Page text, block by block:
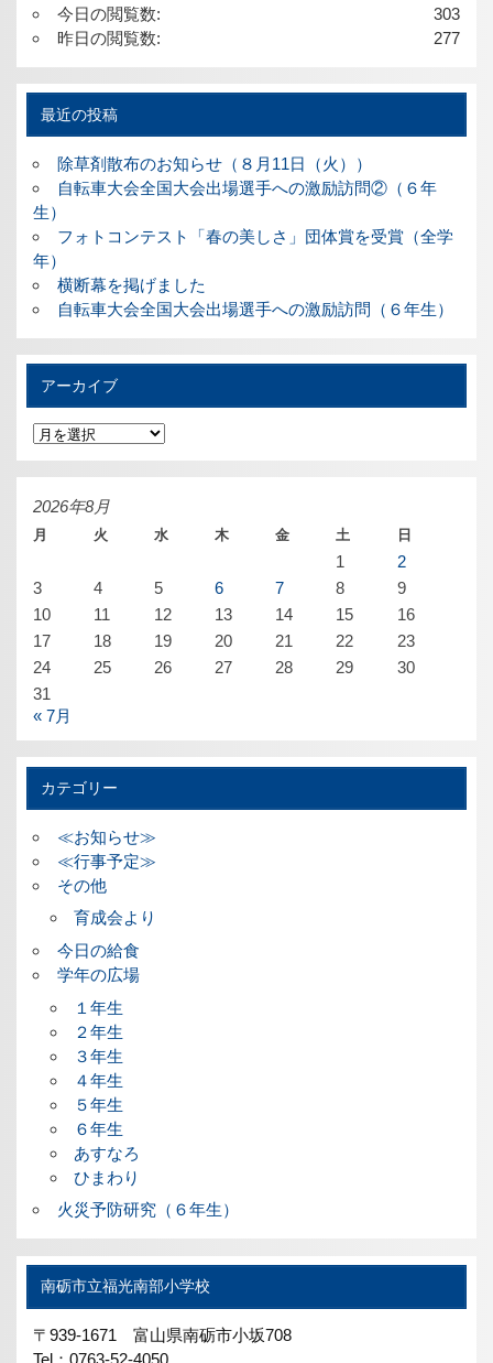
303
今日の閲覧数:
277
昨日の閲覧数:
最近の投稿
除草剤散布のお知らせ（８月11日（火））
自転車大会全国大会出場選手への激励訪問②（６年
生）
フォトコンテスト「春の美しさ」団体賞を受賞（全学
年）
横断幕を掲げました
自転車大会全国大会出場選手への激励訪問（６年生）
アーカイブ
ア
ー
カ
イ
ブ
2026年8月
月 火 水 木 金 土 日
1
2
3
4 5 6 7 8
9
10
11 12 13 14 15
16
17
18 19 20 21 22
23
24
25 26 27 28 29
30
31
« 7月
カテゴリー
≪お知らせ≫
≪行事予定≫
その他
育成会より
今日の給食
学年の広場
１年生
２年生
３年生
４年生
５年生
６年生
あすなろ
ひまわり
火災予防研究（６年生）
南砺市立福光南部小学校
〒939-1671 富山県南砺市小坂708